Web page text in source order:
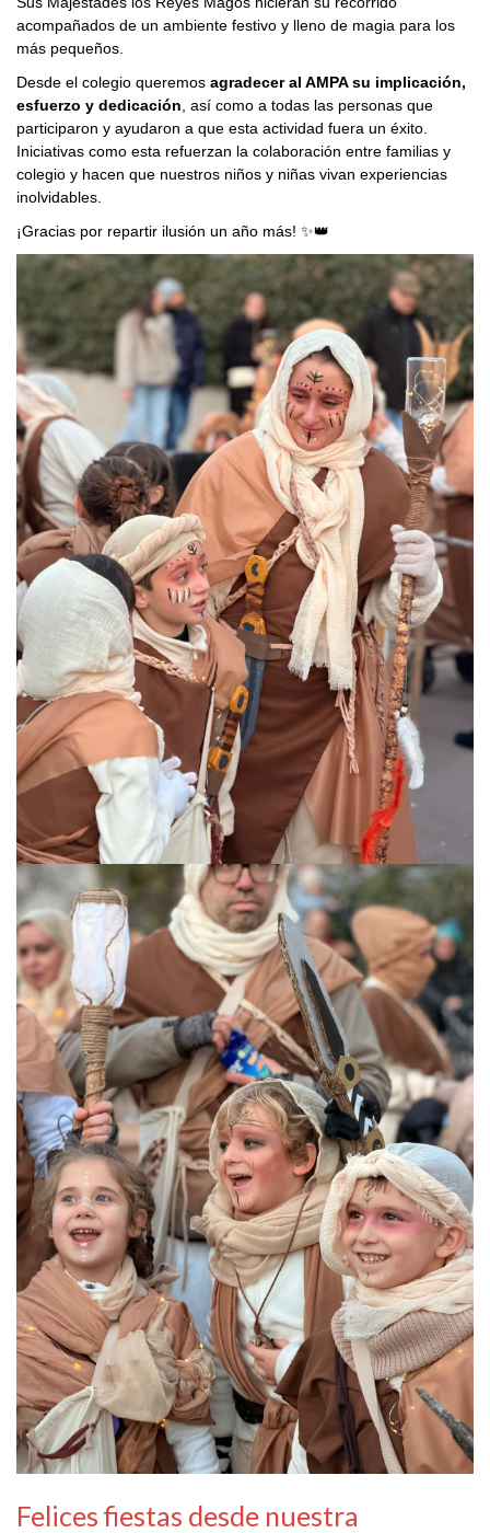
acompañados de un ambiente festivo y lleno de magia para los
más pequeños.
Desde el colegio queremos agradecer al AMPA su implicación,
esfuerzo y dedicación , así como a todas las personas que
participaron y ayudaron a que esta actividad fuera un éxito.
Iniciativas como esta refuerzan la colaboración entre familias y
colegio y hacen que nuestros niños y niñas vivan experiencias
inolvidables.
¡Gracias por repartir ilusión un año más! ✨👑
Felices fiestas desde nuestra